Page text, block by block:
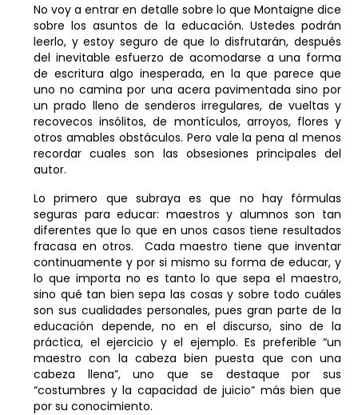
No voy a entrar en detalle sobre lo que Montaigne dice
sobre los asuntos de la educación. Ustedes podrán
leerlo, y estoy seguro de que lo disfrutarán, después
del inevitable esfuerzo de acomodarse a una forma
de escritura algo inesperada, en la que parece que
uno no camina por una acera pavimentada sino por
un prado lleno de senderos irregulares, de vueltas y
recovecos insólitos, de montículos, arroyos, flores y
otros amables obstáculos. Pero vale la pena al menos
recordar cuales son las obsesiones principales del
autor.
Lo primero que subraya es que no hay fórmulas
seguras para educar: maestros y alumnos son tan
diferentes que lo que en unos casos tiene resultados
fracasa en otros. Cada maestro tiene que inventar
continuamente y por si mismo su forma de educar, y
lo que importa no es tanto lo que sepa el maestro,
sino qué tan bien sepa las cosas y sobre todo cuáles
son sus cualidades personales, pues gran parte de la
educación depende, no en el discurso, sino de la
práctica, el ejercicio y el ejemplo. Es preferible “un
maestro con la cabeza bien puesta que con una
cabeza llena”, uno que se destaque por sus
“costumbres y la capacidad de juicio” más bien que
por su conocimiento.